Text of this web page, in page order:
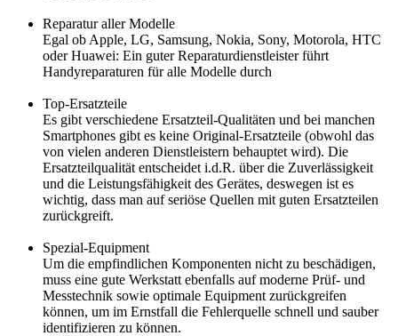
Reparatur aller Modelle
Egal ob Apple, LG, Samsung, Nokia, Sony, Motorola, HTC
oder Huawei: Ein guter Reparaturdienstleister führt
Handyreparaturen für alle Modelle durch
Top-Ersatzteile
Es gibt verschiedene Ersatzteil-Qualitäten und bei manchen
Smartphones gibt es keine Original-Ersatzteile (obwohl das
von vielen anderen Dienstleistern behauptet wird). Die
Ersatzteilqualität entscheidet i.d.R. über die Zuverlässigkeit
und die Leistungsfähigkeit des Gerätes, deswegen ist es
wichtig, dass man auf seriöse Quellen mit guten Ersatzteilen
zurückgreift.
Spezial-Equipment
Um die empfindlichen Komponenten nicht zu beschädigen,
muss eine gute Werkstatt ebenfalls auf moderne Prüf- und
Messtechnik sowie optimale Equipment zurückgreifen
können, um im Ernstfall die Fehlerquelle schnell und sauber
identifizieren zu können.